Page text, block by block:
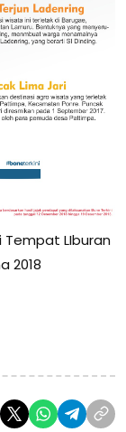
Tempat LIburan
2018